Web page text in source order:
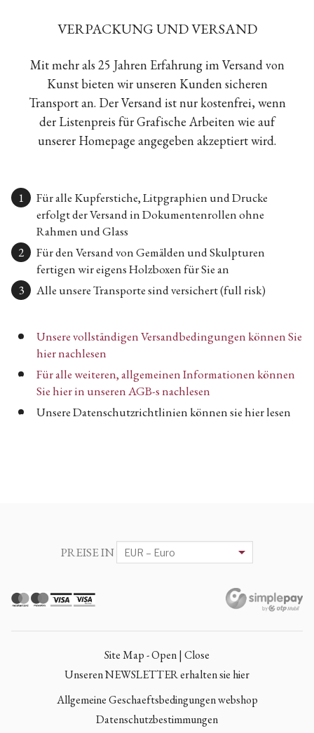
VERPACKUNG UND VERSAND
Mit mehr als 25 Jahren Erfahrung im Versand von
Kunst bieten wir unseren Kunden sicheren
Transport an. Der Versand ist nur kostenfrei, wenn
der Listenpreis für Grafische Arbeiten wie auf
unserer Homepage angegeben akzeptiert wird.
Für alle Kupferstiche, Litpgraphien und Drucke
erfolgt der Versand in Dokumentenrollen ohne
Rahmen und Glass
Für den Versand von Gemälden und Skulpturen
fertigen wir eigens Holzboxen für Sie an
Alle unsere Transporte sind versichert (full risk)
Unsere vollständigen Versandbedingungen können Sie
hier nachlesen
Für alle weiteren, allgemeinen Informationen können
Sie hier in unseren AGB-s nachlesen
Unsere Datenschutzrichtlinien können sie hier lesen
PREISE IN
Site Map - Open | Close
Unseren NEWSLETTER erhalten sie hier
Allgemeine Geschaeftsbedingungen webshop
Datenschutzbestimmungen